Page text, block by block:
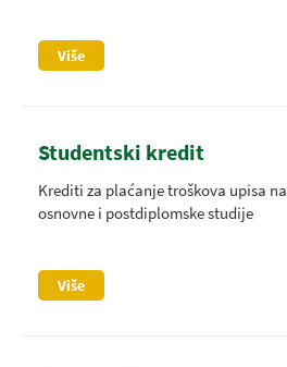
Više
Studentski kredit
Krediti za plaćanje troškova upisa na
osnovne i postdiplomske studije
Više